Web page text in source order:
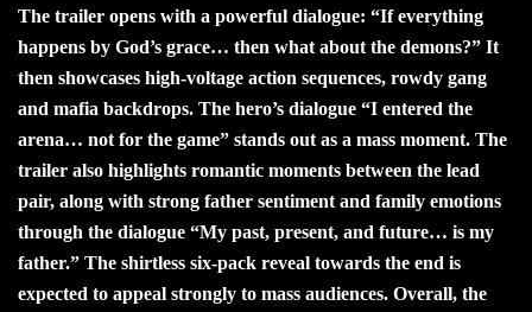
The trailer opens with a powerful dialogue: “If everything
happens by God’s grace… then what about the demons?” It
then showcases high-voltage action sequences, rowdy gang
and mafia backdrops. The hero’s dialogue “I entered the
arena… not for the game” stands out as a mass moment. The
trailer also highlights romantic moments between the lead
pair, along with strong father sentiment and family emotions
through the dialogue “My past, present, and future… is my
father.” The shirtless six-pack reveal towards the end is
expected to appeal strongly to mass audiences. Overall, the